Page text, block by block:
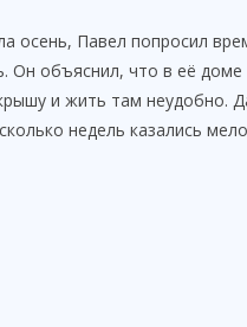
осень, Павел попросил
Он объяснил, что в её доме
и жить там неудобно.
недель казались